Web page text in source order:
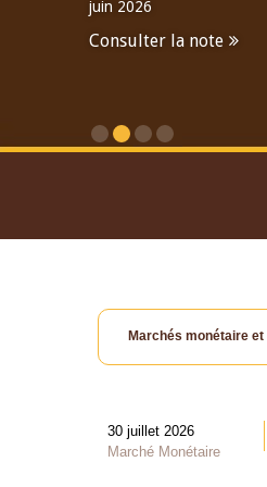
juin 2026
Consulter la note
Marchés monétaire
30 juillet 2026
Marché Monétaire